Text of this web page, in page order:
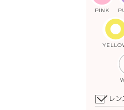
PINK
レ